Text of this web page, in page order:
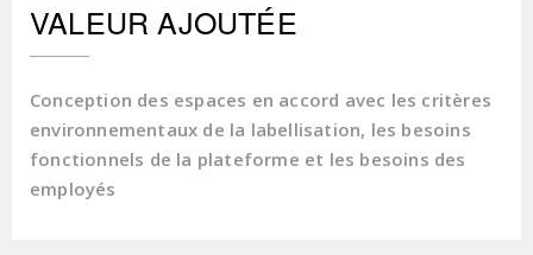
VALEUR AJOUTÉE
Conception des espaces en accord avec les critères
environnementaux de la labellisation, les besoins
fonctionnels de la plateforme et les besoins des
employés